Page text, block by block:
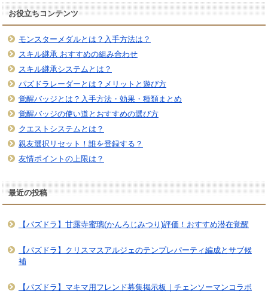
お役立ちコンテンツ
モンスターメダルとは？入手方法は？
スキル継承 おすすめの組み合わせ
スキル継承システムとは？
パズドラレーダーとは？メリットと遊び方
覚醒バッジとは？入手方法・効果・種類まとめ
覚醒バッジの使い道とおすすめの選び方
クエストシステムとは？
親友選択リセット！誰を登録する？
友情ポイントの上限は？
最近の投稿
【パズドラ】甘露寺蜜璃(かんろじみつり)評価！おすすめ潜在覚醒
【パズドラ】クリスマスアルジェのテンプレパーティ編成とサブ候
補
【パズドラ】マキマ用フレンド募集掲示板｜チェンソーマンコラボ